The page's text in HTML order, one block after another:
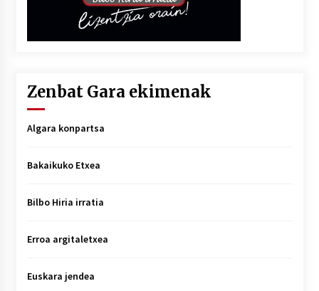
Zenbat Gara ekimenak
Algara konpartsa
Bakaikuko Etxea
Bilbo Hiria irratia
Erroa argitaletxea
Euskara jendea